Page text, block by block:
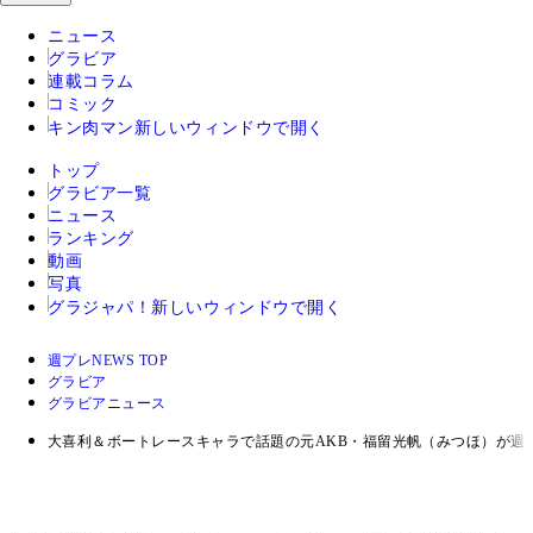
ニュース
グラビア
連載コラム
コミック
キン肉マン 新しいウィンドウで開く
トップ
グラビア一覧
ニュース
ランキング
動画
写真
グラジャパ！ 新しいウィンドウで開く
週プレNEWS TOP
グラビア
グラビアニュース
大喜利＆ボートレースキャラで話題の元AKB・福留光帆（みつほ）が